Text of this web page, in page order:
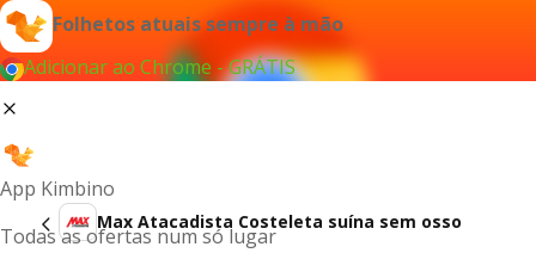
Folhetos atuais sempre à mão
Adicionar ao Chrome - GRÁTIS
App Kimbino
Todas as ofertas num só lugar
Max Atacadista Costeleta suína sem osso